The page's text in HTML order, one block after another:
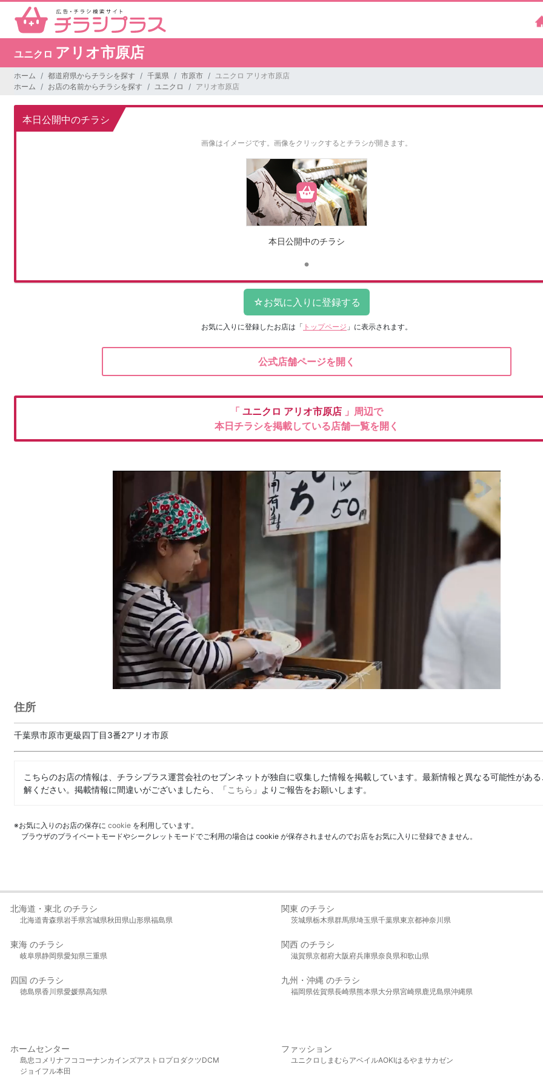
ユニクロ アリオ市原店
ホーム 都道府県からチラシを探す 千葉県 市原市
ユニクロ アリオ市原店
ホーム
お店の名前からチラシを探す ユニクロ アリオ市原店
本日公開中のチラシ
画像はイメージです。 画像をクリックするとチラシが開きます。
本日公開中のチラシ
お気に入りに登録したお店は 「 トップページ 」に表示されます。
公式店舗ページを開く
「 ユニクロ アリオ市原店 」周辺で
本日チラシを掲載している店舗一覧を開く
住所
千葉県市原市更級四丁目3番2アリオ市原
こちらのお店の情報は、チラシプラス運営会社のセブンネットが独自に収集した情報を掲載しています。最新情報と異なる可能性があ
解ください。掲載情報に間違いがございましたら、「こちら 」よりご報告をお願いします。
※お気に入りのお店の保存に cookie を利用しています。
ブラウザのプライベートモードやシークレットモードでご利用の場合は cookie が保存されませんのでお店をお気に入りに登録できません。
北海道・東北 のチラシ
北海道青森県岩手県宮城県秋田県山形県福島県
関東 のチラシ
茨城県栃木県群馬県埼玉県千葉県東京都神奈川県
東海 のチラシ
岐阜県静岡県愛知県三重県
関西 のチラシ
滋賀県京都府大阪府兵庫県奈良県和歌山県
四国 のチラシ
徳島県香川県愛媛県高知県
九州・沖縄 のチラシ
福岡県佐賀県長崎県熊本県大分県宮崎県鹿児島県沖縄県
ホームセンター
島忠 コメリ ナフコ コーナンカインズアストロプロダクツDCM
ジョイフル本田
ファッション
ユニクロ しまむら アベイルAOKIはるやま サカゼン